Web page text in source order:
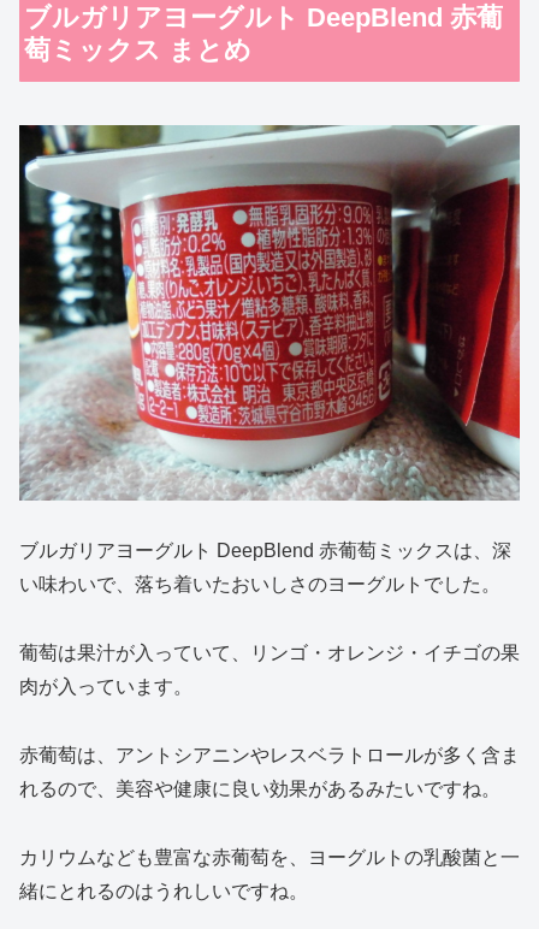
ブルガリアヨーグルト DeepBlend 赤葡
萄ミックス まとめ
ブルガリアヨーグルト DeepBlend 赤葡萄ミックスは、深
い味わいで、落ち着いたおいしさのヨーグルトでした。
葡萄は果汁が入っていて、リンゴ・オレンジ・イチゴの果
肉が入っています。
赤葡萄は、アントシアニンやレスベラトロールが多く含ま
れるので、美容や健康に良い効果があるみたいですね。
カリウムなども豊富な赤葡萄を、ヨーグルトの乳酸菌と一
緒にとれるのはうれしいですね。